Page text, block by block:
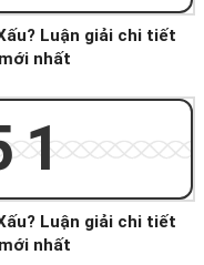
Luận giải chi tiết
nhất
Luận giải chi tiết
nhất